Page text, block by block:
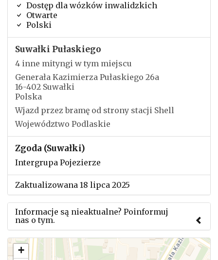
Dostęp dla wózków inwalidzkich
Otwarte
Polski
Suwałki Pułaskiego
4 inne mityngi w tym miejscu
Generała Kazimierza Pułaskiego 26a
16-402 Suwałki
Polska
Wjazd przez bramę od strony stacji Shell
Województwo Podlaskie
Zgoda (Suwałki)
Intergrupa Pojezierze
Zaktualizowana 18 lipca 2025
Informacje są nieaktualne? Poinformuj
nas o tym.
Użyj tego formularza aby przesłać informację o
zmianach w powyższym mityngu.
+